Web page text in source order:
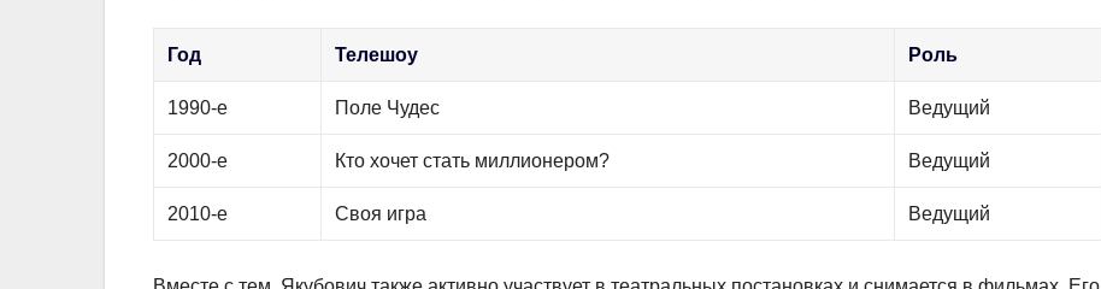
Год Телешоу Роль
1990-е Поле Чудес Ведущий
2000-е Кто хочет стать миллионером? Ведущий
2010-е Своя игра Ведущий